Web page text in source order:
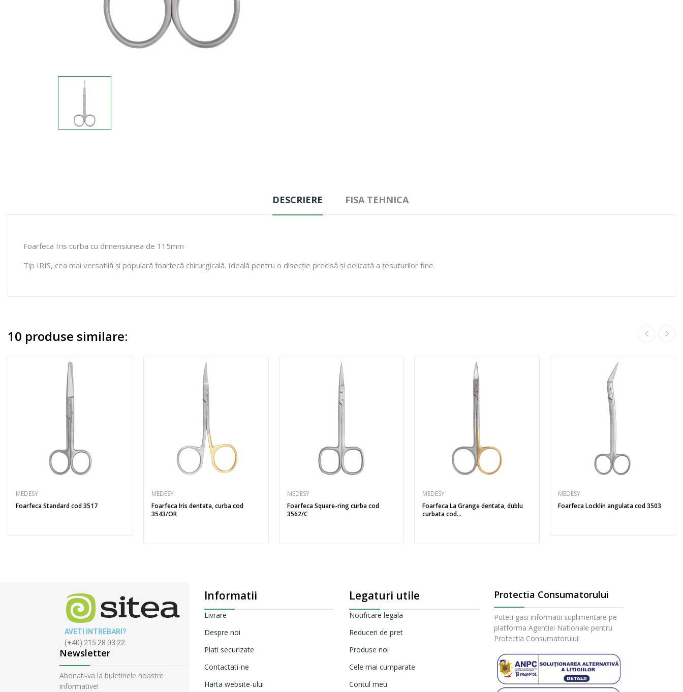
DESCRIERE FISA TEHNICA
Foarfeca Iris curba cu dimensiunea de 115mm
Tip IRIS, cea mai versatilă și populară foarfecă chirurgicală. Ideală pentru o disecție precisă și delicată a țesuturilor fine.
10 produse similare:
MEDESY
Foarfeca Standard cod 3517
MEDESY
Foarfeca Iris dentata, curba cod
3543/OR
MEDESY
Foarfeca Square-ring curba cod
3562/C
MEDESY
Foarfeca La Grange dentata, dublu
curbata cod...
MEDESY
Foarfeca Locklin angulata cod 3503
AVETI INTREBARI?
(+40) 215 28 03 22
Newsletter
Abonati-va la buletinele noastre
informative!
Informatii
Livrare
Despre noi
Plati securizate
Contactati-ne
Harta website-ului
Legaturi utile
Notificare legala
Reduceri de pret
Produse noi
Cele mai cumparate
Contul meu
Protectia Consumatorului
Puteti gasi informatii suplimentare pe
platforma Agentiei Nationale pentru
Protectia Consumatorului: